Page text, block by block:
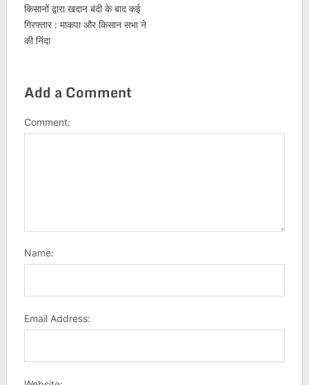
किसानों द्वारा खदान बंदी के बाद कई
गिरफ्तार : माकपा और किसान सभा ने
की निंदा
Add a Comment
Comment:
Name:
Email Address: